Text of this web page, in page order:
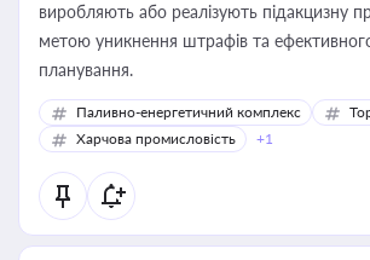
виробляють або реалізують підакцизну
метою уникнення штрафів та
планування.
Паливно-енергетичний комплекс
Харчова промисловість
+1